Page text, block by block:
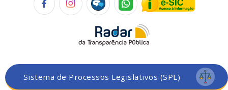
Sistema de Processos Legislativos (SPL)